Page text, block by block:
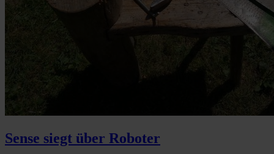
Sense siegt über Roboter